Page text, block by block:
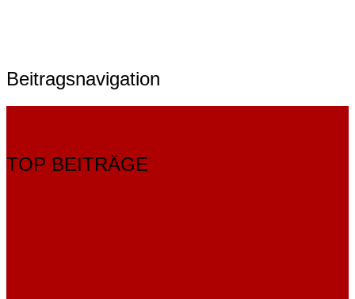
Beitragsnavigation
TOP BEITRÄGE